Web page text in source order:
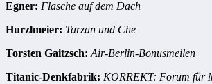
Egner: Flasche auf dem Dach
Hurzlmeier: Tarzan und Che
Torsten Gaitzsch: Air-Berlin-Bonusmeilen
Titanic-Denkfabrik: KORREKT: Forum für